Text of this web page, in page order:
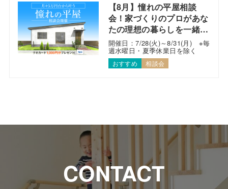
【8月】憧れの平屋相談
会！家づくりのプロがあな
たの理想の暮らしを一緒に
考えます！
開催日：7/28(火)～8/31(月) ※毎
週水曜日・夏季休業日を除く
おすすめ 相談会
CONTACT